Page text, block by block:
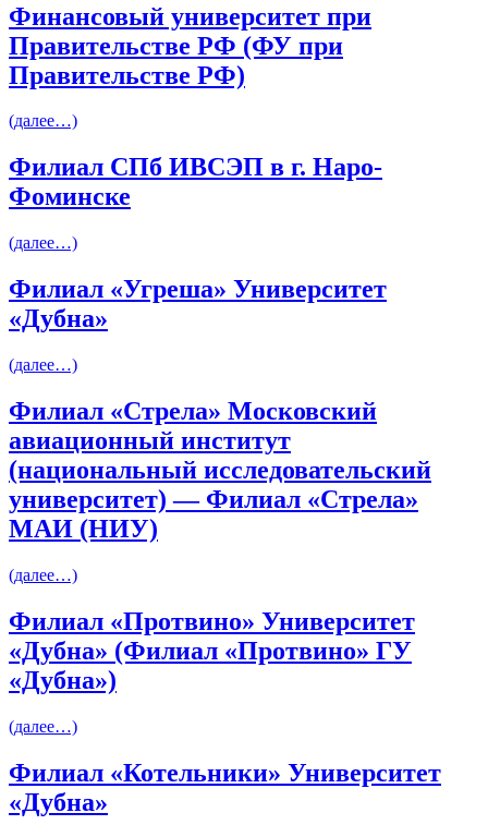
Финансовый университет при
Правительстве РФ (ФУ при
Правительстве РФ)
(далее…)
Филиал СПб ИВСЭП в г. Наро-
Фоминске
(далее…)
Филиал «Угреша» Университет
«Дубна»
(далее…)
Филиал «Стрела» Московский
авиационный институт
(национальный исследовательский
университет) — Филиал «Стрела»
МАИ (НИУ)
(далее…)
Филиал «Протвино» Университет
«Дубна» (Филиал «Протвино» ГУ
«Дубна»)
(далее…)
Филиал «Котельники» Университет
«Дубна»